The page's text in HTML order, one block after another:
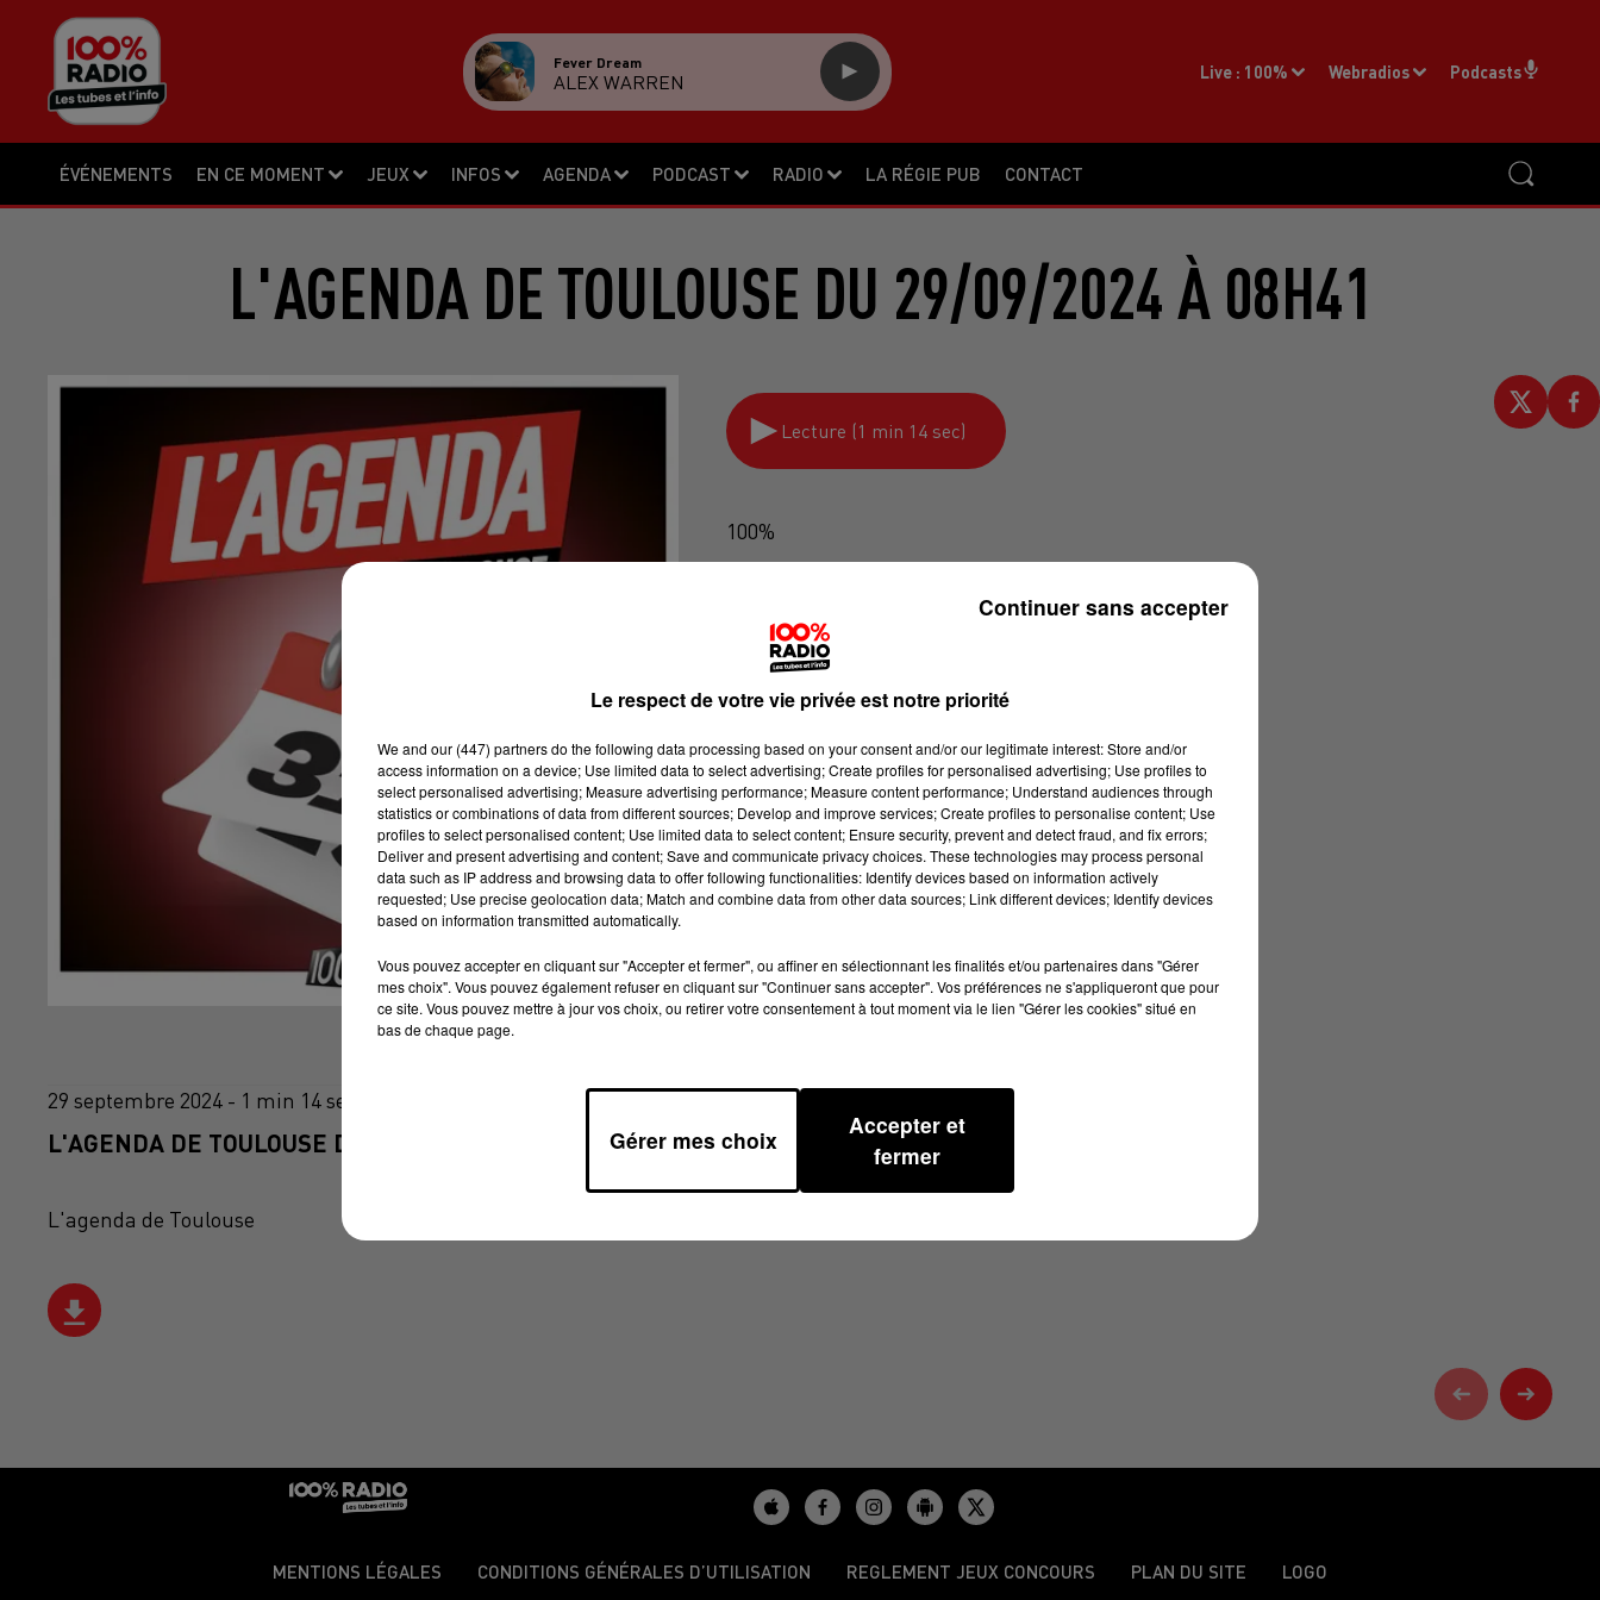
ÉVÉNEMENTS EN CE MOMENT JEUX INFOS AGENDA PODCAST RADIO LA RÉGIE PUB CONTACT
Live : 100% Webradios Podcasts
Fever Dream
ALEX WARREN
L'AGENDA DE TOULOUSE DU 29/09/2024 À 08H41
Lecture (1 min 14 sec)
100%
29 septembre 2024 - 1 min 14 sec
L'AGENDA DE TOULOUSE DU 29/09/2024 À 08H41
L'agenda de Toulouse
MENTIONS LÉGALES CONDITIONS GÉNÉRALES D’UTILISATION REGLEMENT JEUX CONCOURS PLAN DU SITE LOGO
Le respect de votre vie privée est notre priorité
We and our (447) partnersdo the following data processing based on your consent and/or our legitimate interest: Store and/or
access information on a device; Use limited data to select advertising; Create profiles for personalised advertising; Use profiles to
select personalised advertising; Measure advertising performance; Measure content performance; Understand audiences through
statistics or combinations of data from different sources; Develop and improve services; Create profiles to personalise content; Use
profiles to select personalised content; Use limited data to select content; Ensure security, prevent and detect fraud, and fix errors;
Deliver and present advertising and content; Save and communicate privacy choices. These technologies may process personal
data such as IP address and browsing data to offer following functionalities: Identify devices based on information actively
requested; Use precise geolocation data; Match and combine data from other data sources; Link different devices; Identify devices
based on information transmitted automatically.
Vous pouvez accepter en cliquant sur "Accepter et fermer", ou affiner en sélectionnant les finalités et/ou partenaires dans "Gérer
mes choix". Vous pouvez également refuser en cliquant sur "Continuer sans accepter". Vos préférences ne s'appliqueront que pour
ce site. Vous pouvez mettre à jour vos choix, ou retirer votre consentement à tout moment via le lien "Gérer les cookies" situé en
bas de chaque page.
Gérer mes choix
Accepter et
fermer
Continuer sans accepter